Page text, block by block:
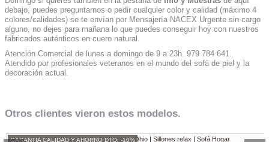
debajo, puedes preguntarnos o pedir cualquier color y calidad (máximo 4
colores/calidades) se te envían por Mensajería NACEX Urgente sin cargo
alguno, no dejes para mañana lo que puedes conseguir hoy con nuestros
fabricados auténticos en cuero natural.
Atención Comercial de lunes a domingo de 9 a 23h. 979 784 641.
Atendido por profesionales veteranos en el mundo del sofá de piel y la
decoración actual.
Otros clientes vieron estos modelos.
GARANTIA CALIDAD Y AHORRO DTO: -10%